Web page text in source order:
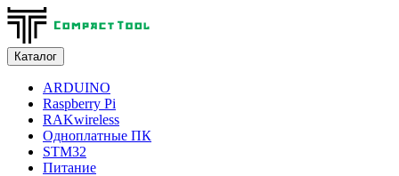
Каталог
ARDUINO
Raspberry Pi
RAKwireless
Одноплатные ПК
STM32
Питание